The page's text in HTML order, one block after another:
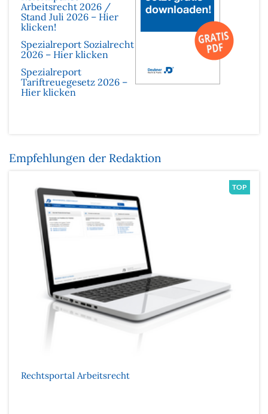
Arbeitsrecht 2026 /
Stand Juli 2026 – Hier
klicken!
Spezialreport Sozialrecht
2026 – Hier klicken
Spezialreport
Tariftreuegesetz 2026 –
Hier klicken
Empfehlungen der Redaktion
Rechtsportal Arbeitsrecht